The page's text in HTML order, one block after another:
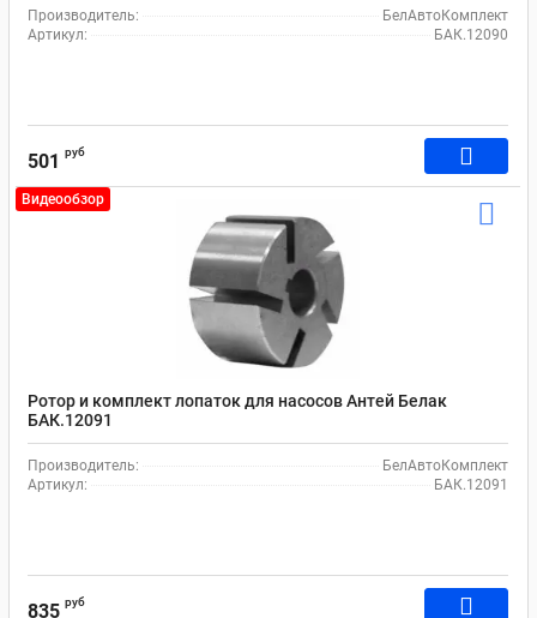
Производитель:
БелАвтоКомплект
Артикул:
БАК.12090
501 руб
Видеообзор
Ротор и комплект лопаток для насосов Антей Белак
БАК.12091
Производитель:
БелАвтоКомплект
Артикул:
БАК.12091
835 руб